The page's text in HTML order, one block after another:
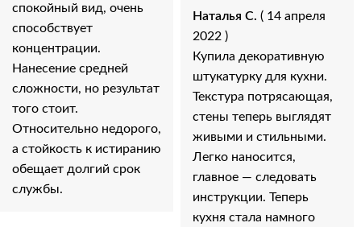
спокойный вид, очень
способствует
концентрации.
Нанесение средней
сложности, но результат
того стоит.
Относительно недорого,
а стойкость к истиранию
обещает долгий срок
службы.
Наталья С. ( 14 апреля
2022 )
Купила декоративную
штукатурку для кухни.
Текстура потрясающая,
стены теперь выглядят
живыми и стильными.
Легко наносится,
главное — следовать
инструкции. Теперь
кухня стала намного